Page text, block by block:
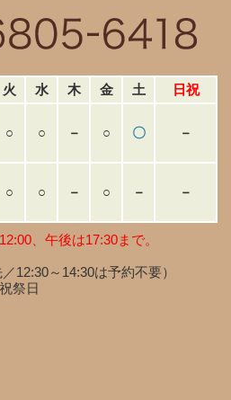
火 水 木 金 土
日祝
○ ○ － ○ 〇 －
○ ○ － ○ － －
、午後は17:30まで。
12:30～14:30は予約不要）
祭日